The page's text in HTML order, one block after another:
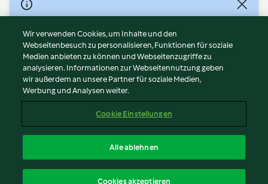
© Copyright 2026
Nutzungsbedingungen
Datenschutzrichtlinien
Disclaimer
Impressum
Cookies
Abo kündigen
Erklärung zur Barrierefreiheit
Wir verwenden Cookies, um Inhalte und den
Webseitenbesuch zu personalisieren, Funktionen für soziale
Medien anbieten zu können und Webseitenzugriffe zu
analysieren. Informationen zur Webseitennutzung geben
wir außerdem an unsere Partner für soziale Medien,
Werbung und Analysen weiter.
Cookie Einstellungen
Alle ablehnen
Cookies akzeptieren